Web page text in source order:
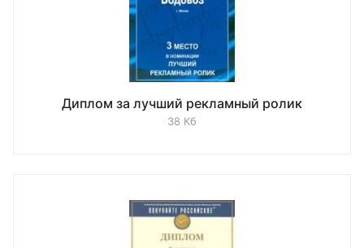
Диплом за лучший рекламный ролик
38 Кб